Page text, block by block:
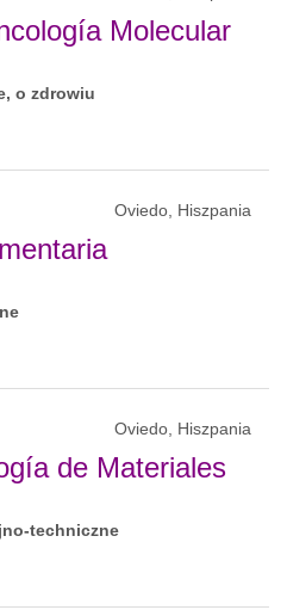
Molecular
o zdrowiu
Oviedo, Hiszpania
Oviedo, Hiszpania
de Materiales
techniczne